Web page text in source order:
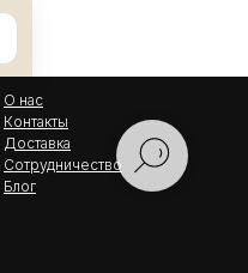
О нас
Контакты
Доставка
Сотрудничество
Блог